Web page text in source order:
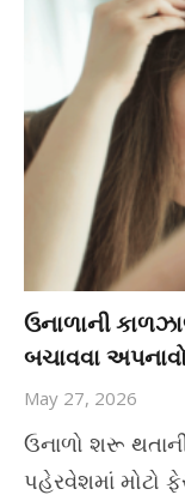
ઉનાળાની
બચાવવા
May 27, 2026
ઉનાળો શરૂ
પહેરવેશમાં મોટો